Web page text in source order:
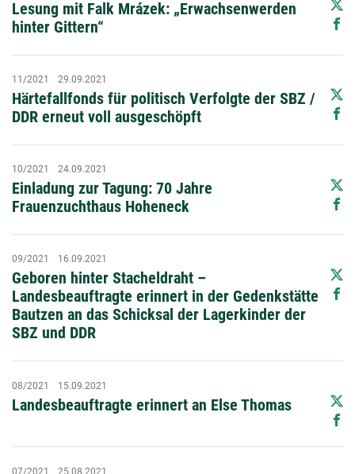
Lesung mit Falk Mrázek: „Erwachsenwerden
hinter Gittern“
Härtefallfonds für politisch Verfolgte der SBZ /
DDR erneut voll ausgeschöpft
11/2021 29.09.2021
Einladung zur Tagung: 70 Jahre
Frauenzuchthaus Hoheneck
10/2021 24.09.2021
Geboren hinter Stacheldraht –
Landesbeauftragte erinnert in der Gedenkstätte
Bautzen an das Schicksal der Lagerkinder der
SBZ und DDR
09/2021 16.09.2021
Landesbeauftragte erinnert an Else Thomas
08/2021 15.09.2021
07/2021 25.08.2021